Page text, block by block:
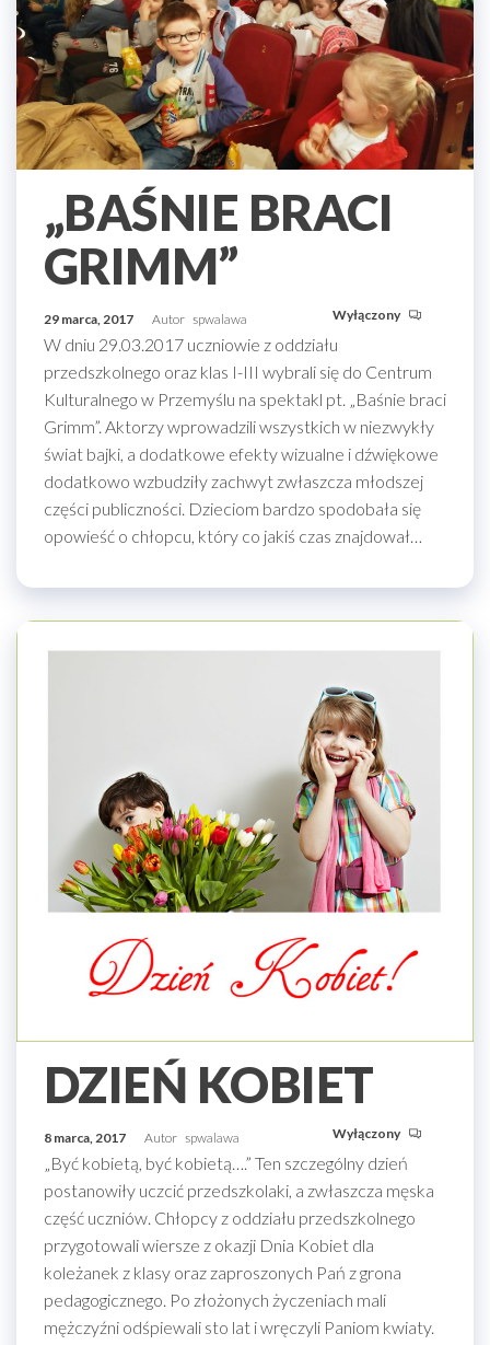
„BAŚNIE BRACI
GRIMM”
29 marca, 2017 Autor spwalawa Wyłączony
W dniu 29.03.2017 uczniowie z oddziału
przedszkolnego oraz klas I-III wybrali się do Centrum
Kulturalnego w Przemyślu na spektakl pt. „Baśnie braci
Grimm”. Aktorzy wprowadzili wszystkich w niezwykły
świat bajki, a dodatkowe efekty wizualne i dźwiękowe
dodatkowo wzbudziły zachwyt zwłaszcza młodszej
części publiczności. Dzieciom bardzo spodobała się
opowieść o chłopcu, który co jakiś czas znajdował…
DZIEŃ KOBIET
8 marca, 2017 Autor spwalawa Wyłączony
„Być kobietą, być kobietą….” Ten szczególny dzień
postanowiły uczcić przedszkolaki, a zwłaszcza męska
część uczniów. Chłopcy z oddziału przedszkolnego
przygotowali wiersze z okazji Dnia Kobiet dla
koleżanek z klasy oraz zaproszonych Pań z grona
pedagogicznego. Po złożonych życzeniach mali
mężczyźni odśpiewali sto lat i wręczyli Paniom kwiaty.